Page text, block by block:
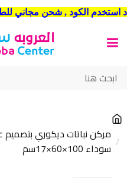
شحن مجاني للطلبات فوق 499رس داخل الرياض . وشحن الي
مركن نباتات ديكوري
سوداء 100×60×17سم